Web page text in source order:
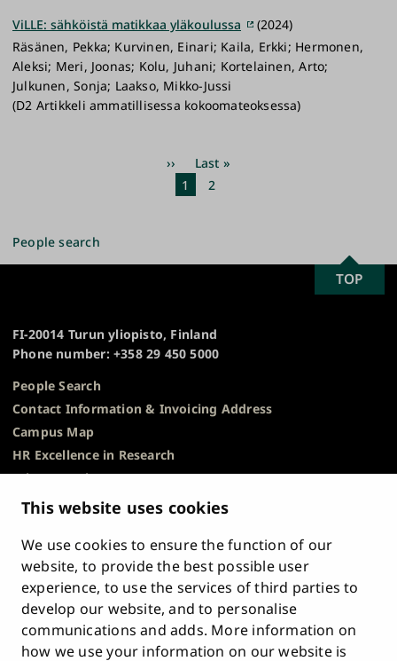
This website uses cookies
We use cookies to ensure the function of our
website, to provide the best possible user
experience, to use the services of third parties to
develop our website, and to personalise
communications and adds. More information on
how we use your information on our website is
ViLLE: sähköistä matikkaa yläkoulussa
(2024)
Räsänen, Pekka; Kurvinen, Einari; Kaila, Erkki; Hermonen,
Aleksi; Meri, Joonas; Kolu, Juhani; Kortelainen, Arto;
Julkunen, Sonja; Laakso, Mikko-Jussi
(D2 Artikkeli ammatillisessa kokoomateoksessa)
Next
page
››
Last
page
Last »
Current
1 Page
2
People search
FI-20014 Turun yliopisto, Finland
Phone number: +358 29 450 5000
People Search
Contact Information & Invoicing Address
Campus Map
HR Excellence in Research
Privacy Notice
Description of Document Publicity & Information
Whistleblowing
Accessibility Statement
Feedback
Intranet & Online Tools
Cookie Settings
SCROLL
TO
TOP